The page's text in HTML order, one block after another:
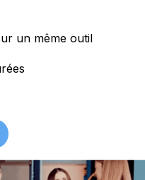
un même outil